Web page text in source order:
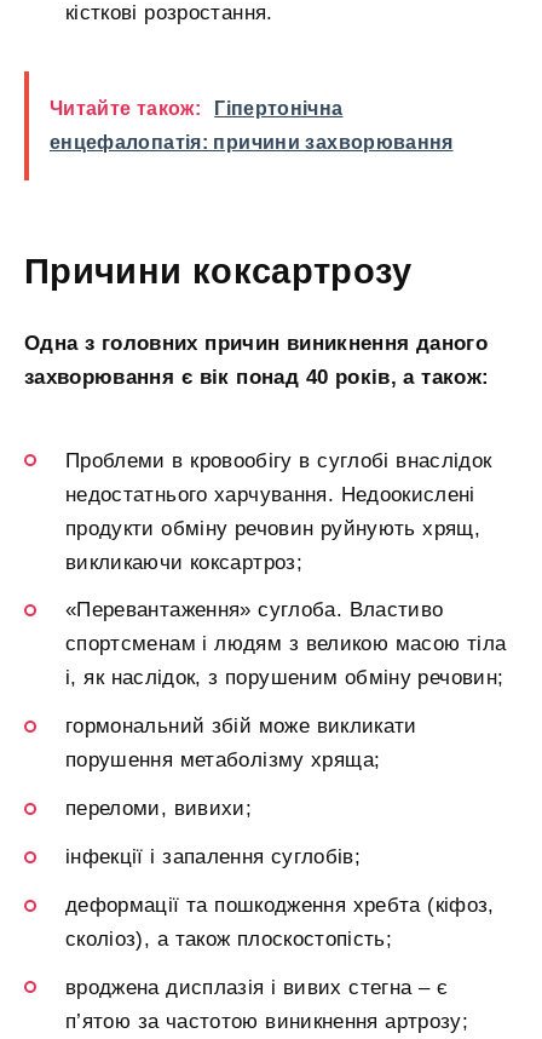
кісткові розростання.
Читайте також:
Гіпертонічна
енцефалопатія: причини захворювання
Причини коксартрозу
Одна з головних причин виникнення даного
захворювання є вік понад 40 років, а також:
Проблеми в кровообігу в суглобі внаслідок
недостатнього харчування. Недоокислені
продукти обміну речовин руйнують хрящ,
викликаючи коксартроз;
«Перевантаження» суглоба. Властиво
спортсменам і людям з великою масою тіла
і, як наслідок, з порушеним обміну речовин;
гормональний збій може викликати
порушення метаболізму хряща;
переломи, вивихи;
інфекції і запалення суглобів;
деформації та пошкодження хребта (кіфоз,
сколіоз), а також плоскостопість;
вроджена дисплазія і вивих стегна – є
п’ятою за частотою виникнення артрозу;